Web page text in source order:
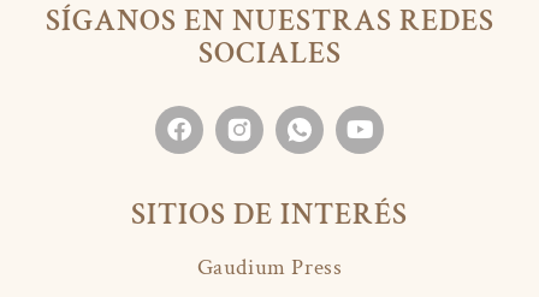
SÍGANOS EN NUESTRAS REDES
SOCIALES
SITIOS DE INTERÉS
Gaudium Press